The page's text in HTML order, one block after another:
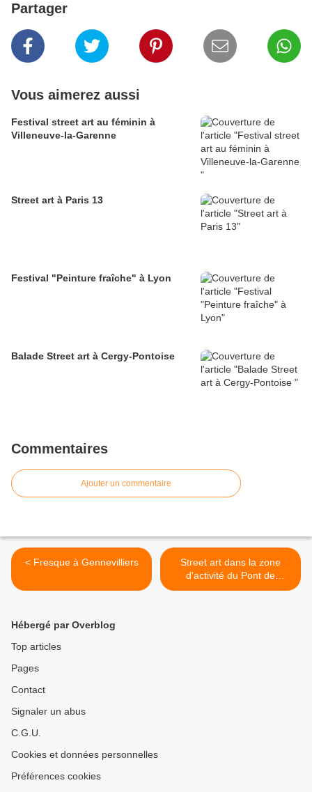
Partager
Vous aimerez aussi
Festival street art au féminin à
Villeneuve-la-Garenne
Street art à Paris 13
Festival "Peinture fraîche" à Lyon
Balade Street art à Cergy-Pontoise
Commentaires
Ajouter un commentaire
< Fresque à Gennevilliers
Street art dans la zone
d'activité du Pont de
Flandres (Paris 19) >
Hébergé par Overblog
Top articles
Pages
Contact
Signaler un abus
C.G.U.
Cookies et données personnelles
Préférences cookies